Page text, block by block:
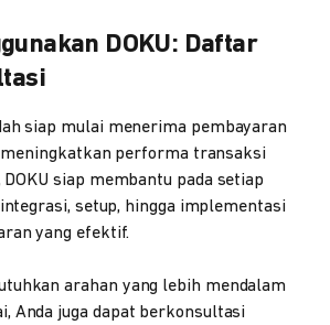
DOKU: Daftar
siap mulai menerima pembayaran
performa transaksi
siap membantu pada setiap
setup, hingga implementasi
yang efektif.
arahan yang lebih mendalam
Anda juga dapat berkonsultasi